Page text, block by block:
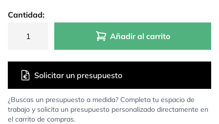
Cantidad:
Añadir al carrito
¿Buscas un presupuesto a medida? Completa tu espacio de
trabajo y solicita un presupuesto personalizado directamente en
el carrito de compras.
Solicitar un presupuesto